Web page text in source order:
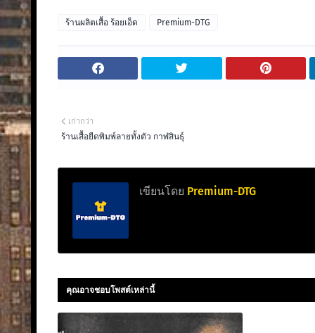
ร้านผลิตเสื้อ ร้อยเอ็ด Premium-DTG
เก่ากว่า
ร้านเสื้อยืดพิมพ์ลายทั้งตัว กาฬสินธุ์
เขียนโดย Premium-DTG
คุณอาจชอบโพสต์เหล่านี้